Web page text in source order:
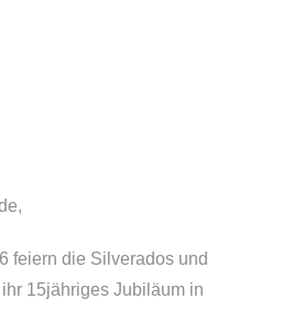
feiern die Silverados und
15jähriges Jubiläum in